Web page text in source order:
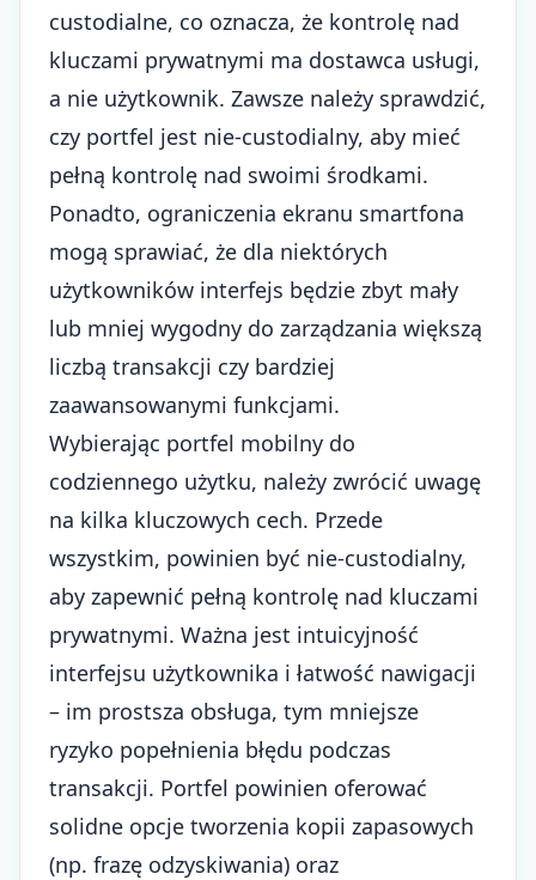
custodialne, co oznacza, że kontrolę nad
kluczami prywatnymi ma dostawca usługi,
a nie użytkownik. Zawsze należy sprawdzić,
czy portfel jest nie-custodialny, aby mieć
pełną kontrolę nad swoimi środkami.
Ponadto, ograniczenia ekranu smartfona
mogą sprawiać, że dla niektórych
użytkowników interfejs będzie zbyt mały
lub mniej wygodny do zarządzania większą
liczbą transakcji czy bardziej
zaawansowanymi funkcjami.
Wybierając portfel mobilny do
codziennego użytku, należy zwrócić uwagę
na kilka kluczowych cech. Przede
wszystkim, powinien być nie-custodialny,
aby zapewnić pełną kontrolę nad kluczami
prywatnymi. Ważna jest intuicyjność
interfejsu użytkownika i łatwość nawigacji
– im prostsza obsługa, tym mniejsze
ryzyko popełnienia błędu podczas
transakcji. Portfel powinien oferować
solidne opcje tworzenia kopii zapasowych
(np. frazę odzyskiwania) oraz